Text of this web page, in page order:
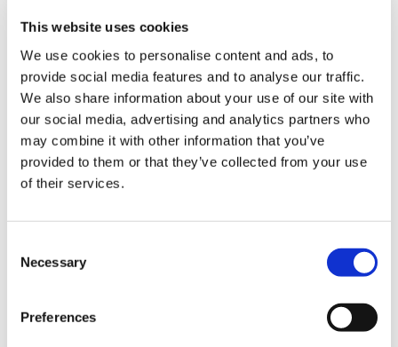
This website uses cookies
We use cookies to personalise content and ads, to
provide social media features and to analyse our traffic.
We also share information about your use of our site with
our social media, advertising and analytics partners who
may combine it with other information that you’ve
provided to them or that they’ve collected from your use
of their services.
Selection
Necessary
Preferences
utilizado con diligencia para hacer un seguimiento
del rendimiento del departamento, tanto de los
departamento: